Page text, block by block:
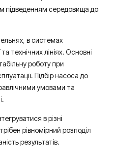
підведенням середовища до
в системах
технічних лініях. Основні
роботу при
Підбір насоса до
умовами та
в різні
рівномірний розподіл
результатів.